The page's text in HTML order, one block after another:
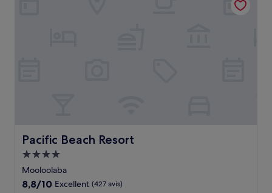
Pacific Beach Resort
Pacific Beach Resort
Hébergement
4.0 étoiles
Mooloolaba
8.8
8,8/10 Excellent (427 avis)